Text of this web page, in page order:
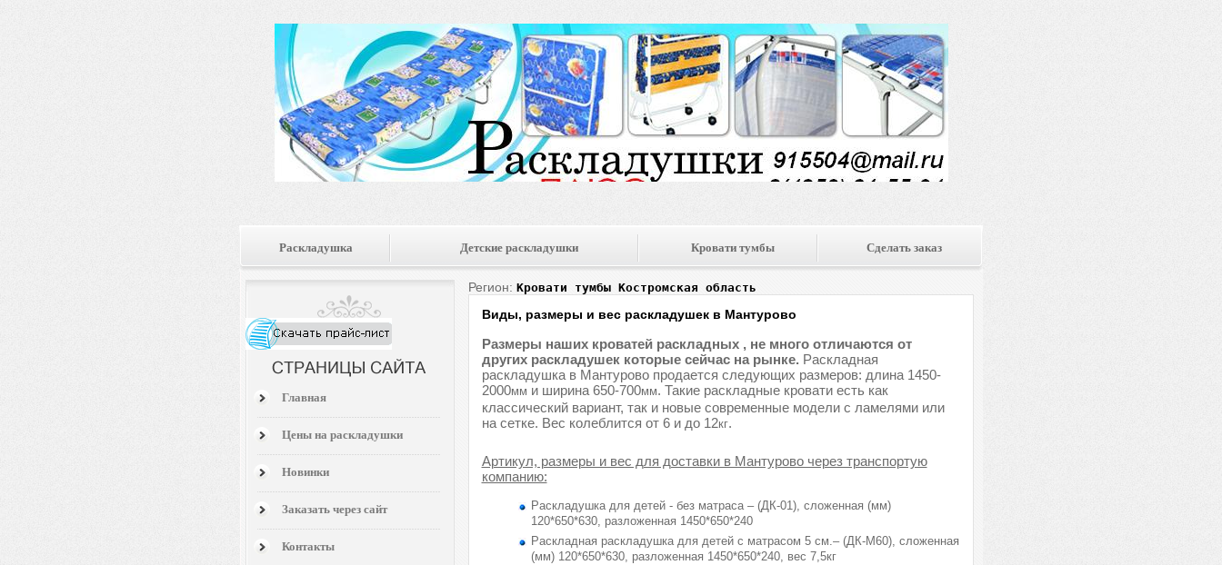
Раскладушка Детские раскладушки Кровати тумбы Сделать заказ
Главная
Цены на раскладушки
Новинки
Заказать через сайт
Контакты
Регион: Кровати тумбы Костромская область
Виды, размеры и вес раскладушек в Мантурово
Размеры наших кроватей раскладных , не много отличаются от
других раскладушек которые сейчас на рынке. Раскладная
раскладушка в Мантурово продается следующих размеров: длина 1450-
2000мм и ширина 650-700мм. Такие раскладные кровати есть как
классический вариант, так и новые современные модели с ламелями или
на сетке. Вес колеблится от 6 и до 12кг.
Артикул, размеры и вес для доставки в Мантурово через транспортую
компанию:
Раскладушка для детей - без матраса – (ДК-01), сложенная (мм)
120*650*630, разложенная 1450*650*240
Раскладная раскладушка для детей с матрасом 5 см.– (ДК-М60), сложенная
(мм) 120*650*630, разложенная 1450*650*240, вес 7,5кг